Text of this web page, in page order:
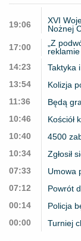
19:06
XVI
Nożnej
17:00
„Z
reklamie
14:23
Taktyka
13:54
Kolizja
11:36
Będą
10:46
Kościół
10:40
4500
10:34
Zgłosił
07:33
Umowa
07:12
Powrót
00:14
Policja
00:00
Turniej